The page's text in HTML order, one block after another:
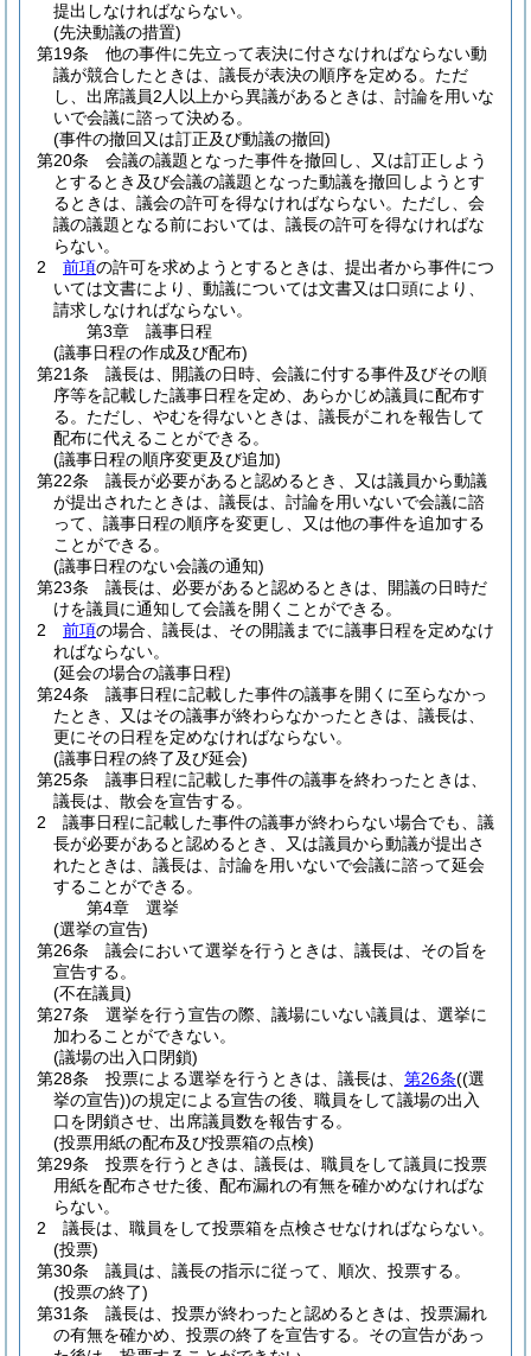
提出しなければならない。
(先決動議の措置)
第19条
他の事件に先立って表決に付さなければならない動
議が競合したときは、議長が表決の順序を定める。 ただ
し、出席議員2人以上から異議があるときは、討論を用いな
いで会議に諮って決める。
(事件の撤回又は訂正及び動議の撤回)
第20条
会議の議題となった事件を撤回し、又は訂正しよう
とするとき及び会議の議題となった動議を撤回しようとす
るときは、議会の許可を得なければならない。 ただし、会
議の議題となる前においては、議長の許可を得なければな
らない。
2
前項の許可を求めようとするときは、提出者から事件につ
いては文書により、動議については文書又は口頭により、
請求しなければならない。
第3章
議事日程
(議事日程の作成及び配布)
第21条
議長は、開議の日時、会議に付する事件及びその順
序等を記載した議事日程を定め、あらかじめ議員に配布す
る。 ただし、やむを得ないときは、議長がこれを報告して
配布に代えることができる。
(議事日程の順序変更及び追加)
第22条
議長が必要があると認めるとき、又は議員から動議
が提出されたときは、議長は、討論を用いないで会議に諮
って、議事日程の順序を変更し、又は他の事件を追加する
ことができる。
(議事日程のない会議の通知)
第23条
議長は、必要があると認めるときは、開議の日時だ
けを議員に通知して会議を開くことができる。
2
前項の場合、議長は、その開議までに議事日程を定めなけ
ればならない。
(延会の場合の議事日程)
第24条
議事日程に記載した事件の議事を開くに至らなかっ
たとき、又はその議事が終わらなかったときは、議長は、
更にその日程を定めなければならない。
(議事日程の終了及び延会)
第25条
議事日程に記載した事件の議事を終わったときは、
議長は、散会を宣告する。
2
議事日程に記載した事件の議事が終わらない場合でも、議
長が必要があると認めるとき、又は議員から動議が提出さ
れたときは、議長は、討論を用いないで会議に諮って延会
することができる。
第4章
選挙
(選挙の宣告)
第26条
議会において選挙を行うときは、議長は、その旨を
宣告する。
(不在議員)
第27条
選挙を行う宣告の際、議場にいない議員は、選挙に
加わることができない。
(議場の出入口閉鎖)
第28条
投票による選挙を行うときは、議長は、 第26条((選
挙の宣告))の規定による宣告の後、職員をして議場の出入
口を閉鎖させ、出席議員数を報告する。
(投票用紙の配布及び投票箱の点検)
第29条
投票を行うときは、議長は、職員をして議員に投票
用紙を配布させた後、配布漏れの有無を確かめなければな
らない。
2
議長は、職員をして投票箱を点検させなければならない。
(投票)
第30条
議員は、議長の指示に従って、順次、投票する。
(投票の終了)
第31条
議長は、投票が終わったと認めるときは、投票漏れ
の有無を確かめ、投票の終了を宣告する。 その宣告があっ